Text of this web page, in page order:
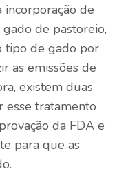
de
de pastoreio,
de gado por
as emissões de
existem duas
esse tratamento
da FDA e
para que as